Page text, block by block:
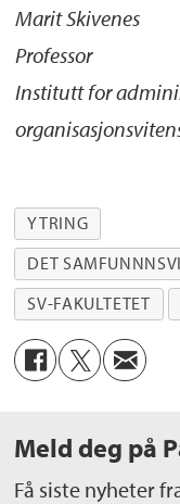
Marit Skivenes
Professor
Institutt for
YTRING
DET
SV-FAKULTETET
Meld deg på
Få siste nyheter